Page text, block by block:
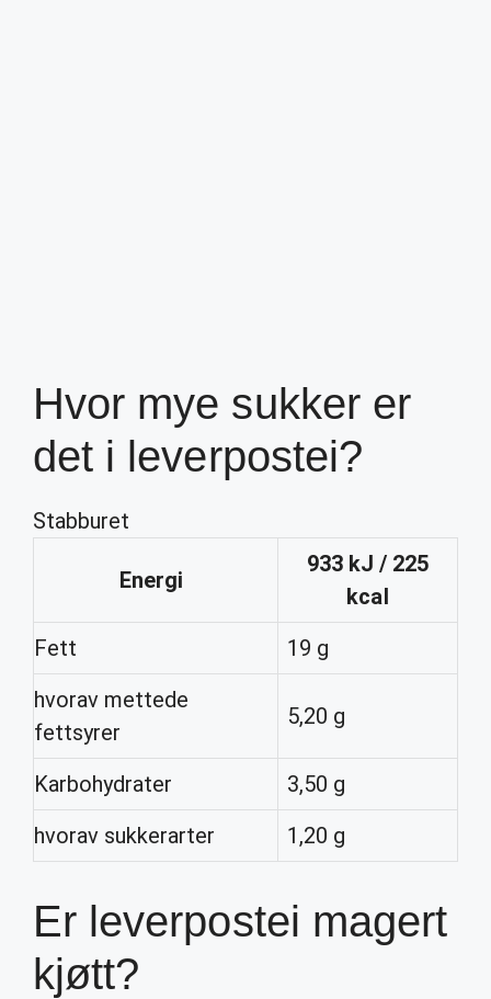
Hvor mye sukker er
det i leverpostei?
Stabburet
Energi
933 kJ / 225
kcal
Fett
19 g
hvorav mettede
fettsyrer
5,20 g
Karbohydrater
3,50 g
hvorav sukkerarter
1,20 g
Er leverpostei magert
kjøtt?